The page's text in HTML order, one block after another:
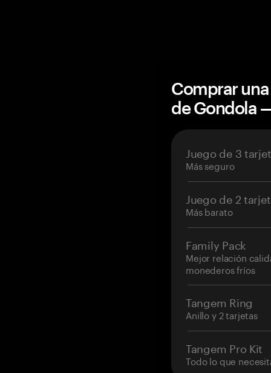
Comprar
de Gondola
Juego de 3
Más seguro
Juego de 2
Más barato
Family Pack
Mejor relación
monederos fríos
Tangem Ring
Anillo y 2 tarjetas
Tangem Pro Kit
Todo lo que